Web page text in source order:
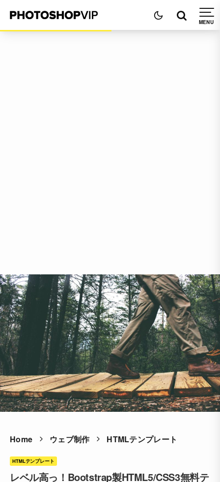
Home ウェブ制作 HTMLテンプレート
HTMLテンプレート
レベル高っ！Bootstrap製HTML5/CSS3無料テ